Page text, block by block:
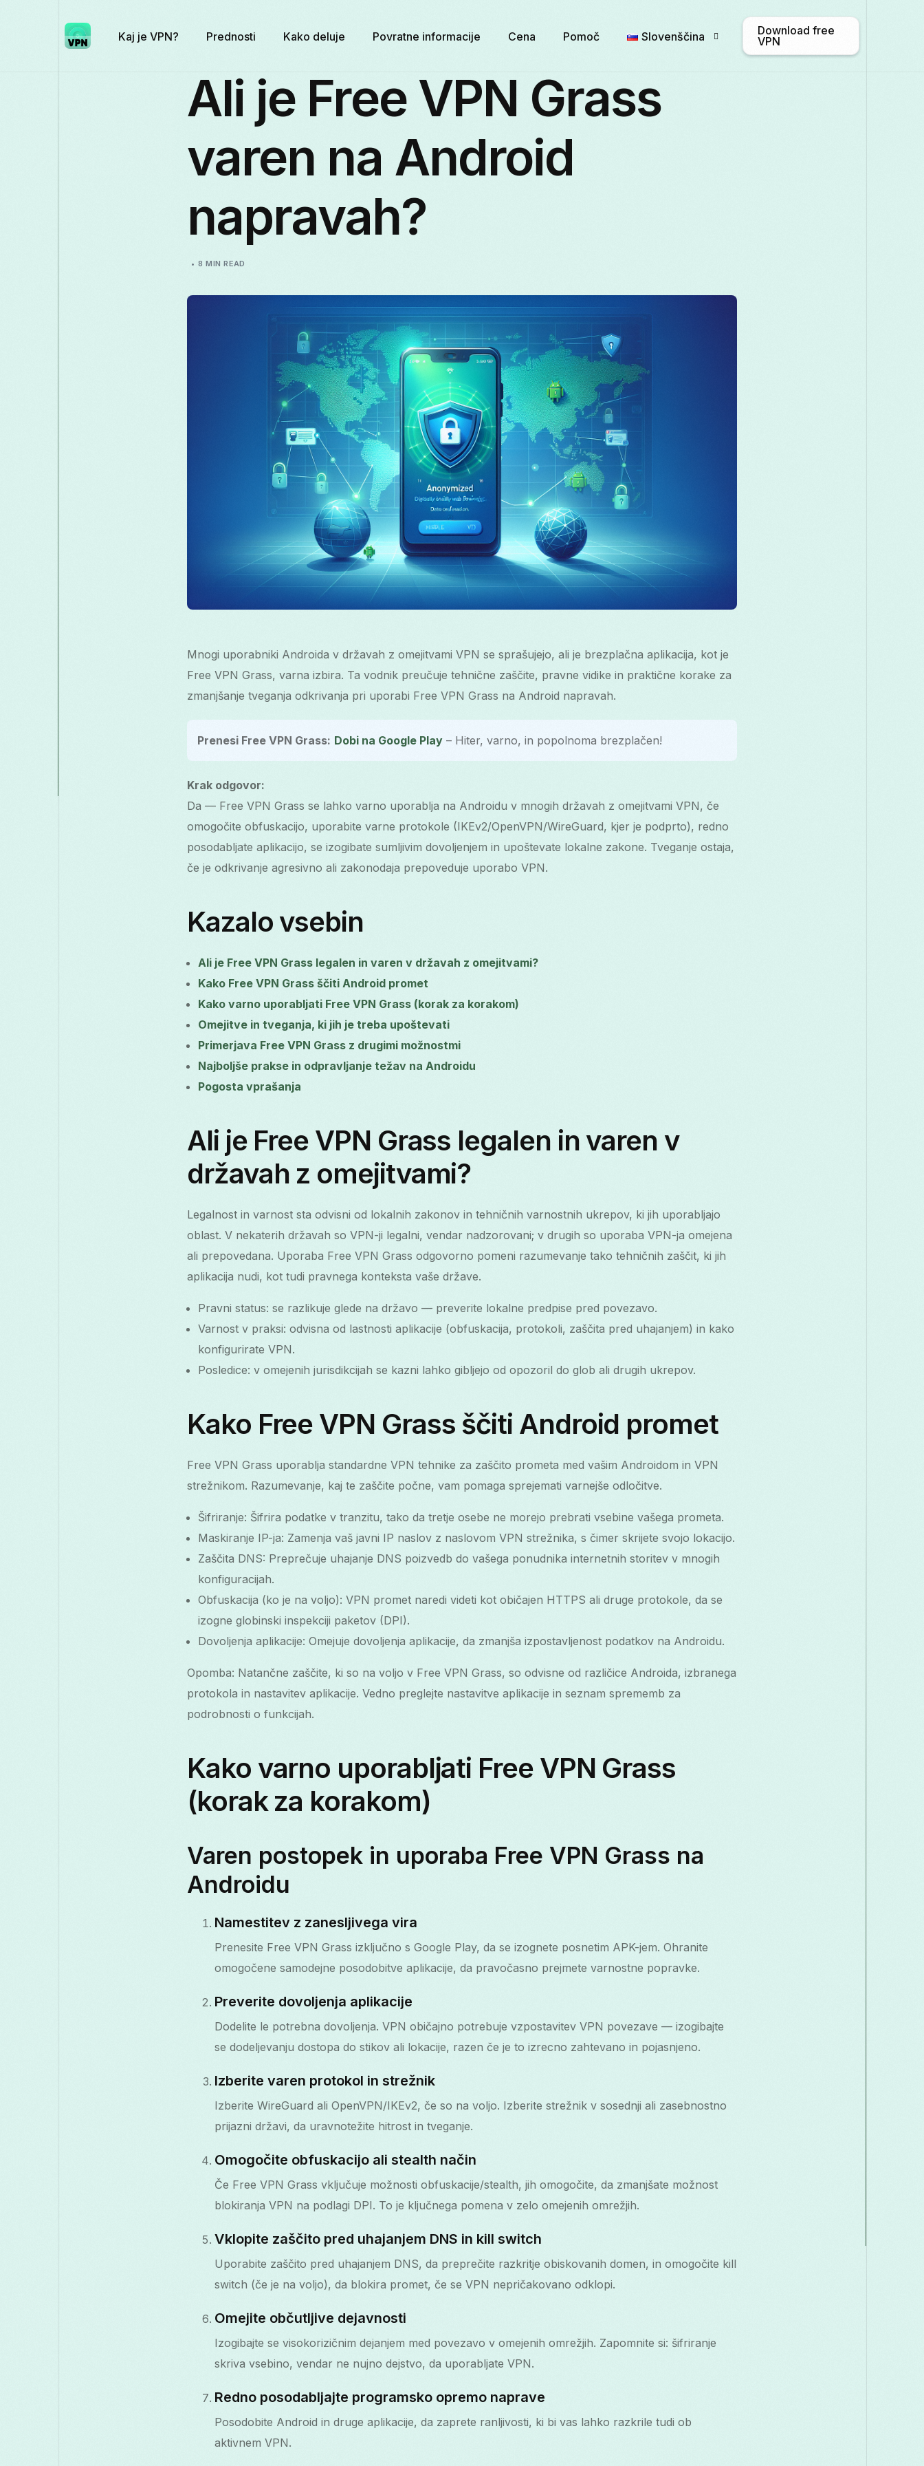
Kaj je VPN? Prednosti Kako deluje Povratne informacije Cena Pomoč Slovenščina
Download free
VPN
Ali je Free VPN Grass
varen na Android
napravah?
8 MIN READ
Mnogi uporabniki Androida v državah z omejitvami VPN se sprašujejo, ali je brezplačna aplikacija, kot je
Free VPN Grass, varna izbira. Ta vodnik preučuje tehnične zaščite, pravne vidike in praktične korake za
zmanjšanje tveganja odkrivanja pri uporabi Free VPN Grass na Android napravah.
Prenesi Free VPN Grass: Dobi na Google Play – Hiter, varno, in popolnoma brezplačen!
Krak odgovor:
Da — Free VPN Grass se lahko varno uporablja na Androidu v mnogih državah z omejitvami VPN, če
omogočite obfuskacijo, uporabite varne protokole (IKEv2/OpenVPN/WireGuard, kjer je podprto), redno
posodabljate aplikacijo, se izogibate sumljivim dovoljenjem in upoštevate lokalne zakone. Tveganje ostaja,
če je odkrivanje agresivno ali zakonodaja prepoveduje uporabo VPN.
Kazalo vsebin
Ali je Free VPN Grass legalen in varen v državah z omejitvami?
Kako Free VPN Grass ščiti Android promet
Kako varno uporabljati Free VPN Grass (korak za korakom)
Omejitve in tveganja, ki jih je treba upoštevati
Primerjava Free VPN Grass z drugimi možnostmi
Najboljše prakse in odpravljanje težav na Androidu
Pogosta vprašanja
Ali je Free VPN Grass legalen in varen v
državah z omejitvami?
Legalnost in varnost sta odvisni od lokalnih zakonov in tehničnih varnostnih ukrepov, ki jih uporabljajo
oblast. V nekaterih državah so VPN-ji legalni, vendar nadzorovani; v drugih so uporaba VPN-ja omejena
ali prepovedana. Uporaba Free VPN Grass odgovorno pomeni razumevanje tako tehničnih zaščit, ki jih
aplikacija nudi, kot tudi pravnega konteksta vaše države.
Pravni status: se razlikuje glede na državo — preverite lokalne predpise pred povezavo.
Varnost v praksi: odvisna od lastnosti aplikacije (obfuskacija, protokoli, zaščita pred uhajanjem) in kako
konfigurirate VPN.
Posledice: v omejenih jurisdikcijah se kazni lahko gibljejo od opozoril do glob ali drugih ukrepov.
Kako Free VPN Grass ščiti Android promet
Free VPN Grass uporablja standardne VPN tehnike za zaščito prometa med vašim Androidom in VPN
strežnikom. Razumevanje, kaj te zaščite počne, vam pomaga sprejemati varnejše odločitve.
Šifriranje: Šifrira podatke v tranzitu, tako da tretje osebe ne morejo prebrati vsebine vašega prometa.
Maskiranje IP-ja: Zamenja vaš javni IP naslov z naslovom VPN strežnika, s čimer skrijete svojo lokacijo.
Zaščita DNS: Preprečuje uhajanje DNS poizvedb do vašega ponudnika internetnih storitev v mnogih
konfiguracijah.
Obfuskacija (ko je na voljo): VPN promet naredi videti kot običajen HTTPS ali druge protokole, da se
izogne globinski inspekciji paketov (DPI).
Dovoljenja aplikacije: Omejuje dovoljenja aplikacije, da zmanjša izpostavljenost podatkov na Androidu.
Opomba: Natančne zaščite, ki so na voljo v Free VPN Grass, so odvisne od različice Androida, izbranega
protokola in nastavitev aplikacije. Vedno preglejte nastavitve aplikacije in seznam sprememb za
podrobnosti o funkcijah.
Kako varno uporabljati Free VPN Grass
(korak za korakom)
Varen postopek in uporaba Free VPN Grass na
Androidu
Namestitev z zanesljivega vira
Prenesite Free VPN Grass izključno s Google Play, da se izognete posnetim APK-jem. Ohranite
omogočene samodejne posodobitve aplikacije, da pravočasno prejmete varnostne popravke.
Preverite dovoljenja aplikacije
Dodelite le potrebna dovoljenja. VPN običajno potrebuje vzpostavitev VPN povezave — izogibajte
se dodeljevanju dostopa do stikov ali lokacije, razen če je to izrecno zahtevano in pojasnjeno.
Izberite varen protokol in strežnik
Izberite WireGuard ali OpenVPN/IKEv2, če so na voljo. Izberite strežnik v sosednji ali zasebnostno
prijazni državi, da uravnotežite hitrost in tveganje.
Omogočite obfuskacijo ali stealth način
Če Free VPN Grass vključuje možnosti obfuskacije/stealth, jih omogočite, da zmanjšate možnost
blokiranja VPN na podlagi DPI. To je ključnega pomena v zelo omejenih omrežjih.
Vklopite zaščito pred uhajanjem DNS in kill switch
Uporabite zaščito pred uhajanjem DNS, da preprečite razkritje obiskovanih domen, in omogočite kill
switch (če je na voljo), da blokira promet, če se VPN nepričakovano odklopi.
Omejite občutljive dejavnosti
Izogibajte se visokorizičnim dejanjem med povezavo v omejenih omrežjih. Zapomnite si: šifriranje
skriva vsebino, vendar ne nujno dejstvo, da uporabljate VPN.
Redno posodabljajte programsko opremo naprave
Posodobite Android in druge aplikacije, da zaprete ranljivosti, ki bi vas lahko razkrile tudi ob
aktivnem VPN.